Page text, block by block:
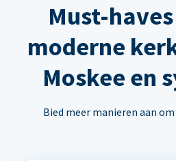
Must-
moderne
Moskee en
Bied meer manieren aan